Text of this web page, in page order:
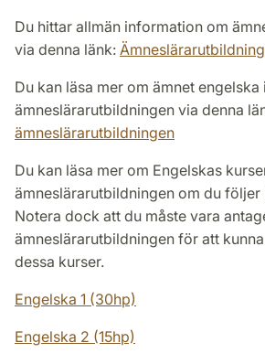
Du hittar allmän information om
via denna länk:
Du kan läsa mer om ämnet engelska
ämneslärarutbildningen via denna
ämneslärarutbildningen
Du kan läsa mer om Engelskas
ämneslärarutbildningen om du följer
Notera dock att du måste vara
ämneslärarutbildningen för att
dessa kurser.
Engelska 1 (30hp)
Engelska 2 (15hp)